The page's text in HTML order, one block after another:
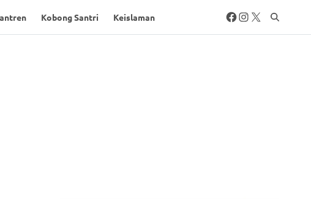
Kobong Santri Keislaman